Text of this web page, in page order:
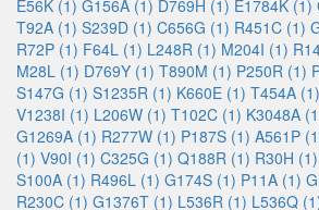
E56K (1) G156A (1) D769H (1) E1784K (1)
T92A (1) S239D (1) C656G (1) R451C (1)
R72P (1) F64L (1) L248R (1) M204I (1)
M28L (1) D769Y (1) T890M (1) P250R (1)
S147G (1) S1235R (1) K660E (1) T454A (1)
V1238I (1) L206W (1) T102C (1) K3048A
G1269A (1) R277W (1) P187S (1) A561P
(1) V90I (1) C325G (1) Q188R (1) R30H (1)
S100A (1) R496L (1) G174S (1) P11A (1)
R230C (1) G1376T (1) L536R (1) L536Q